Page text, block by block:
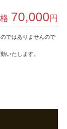
70,000 円
ではありませんので
いたします。